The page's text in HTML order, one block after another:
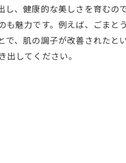
、健康的な美しさを育むの
魅力です。例えば、ごまと
、肌の調子が改善されたと
してください。